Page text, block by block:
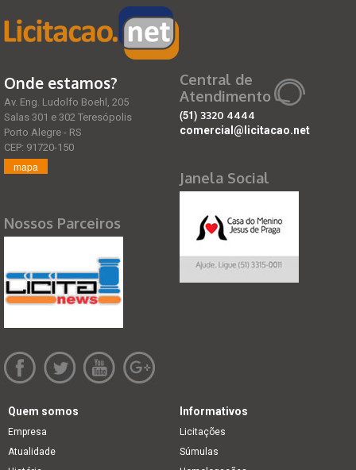
Onde estamos?
Av. Eng. Ludolfo Boehl, 205
Salas 301 e 302 Teresópolis
Porto Alegre - RS
CEP: 91720-150
mapa
Nossos Parceiros
Central de
Atendimento
(51) 3320 4444
comercial@licitacao.net
Janela Social
Quem somos
Empresa
Atualidade
Informativos
Licitações
Súmulas